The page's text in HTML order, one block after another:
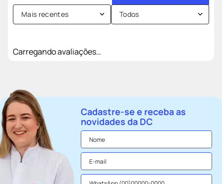
Mais recentes Todos
Carregando avaliações…
Cadastre-se e receba as
novidades da DC